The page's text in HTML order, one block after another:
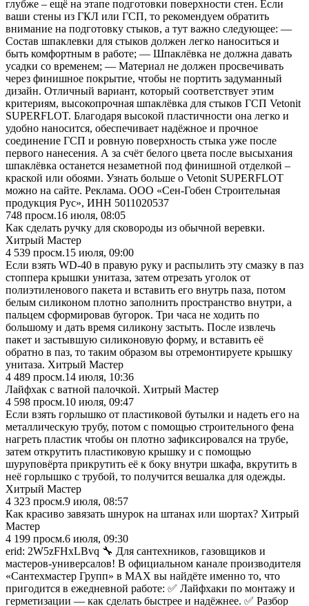
глубже – ещё на этапе подготовки поверхности стен. Если
ваши стены из ГКЛ или ГСП, то рекомендуем обратить
внимание на подготовку стыков, а тут важно следующее: —
Состав шпаклевки для стыков должен легко наноситься и
быть комфортным в работе; — Шпаклёвка не должна давать
усадки со временем; — Материал не должен просвечивать
через финишное покрытие, чтобы не портить задуманный
дизайн. Отличный вариант, который соответствует этим
критериям, высокопрочная шпаклёвка для стыков ГСП Vetonit
SUPERFLOT. Благодаря высокой пластичности она легко и
удобно наносится, обеспечивает надёжное и прочное
соединение ГСП и ровную поверхность стыка уже после
первого нанесения. А за счёт белого цвета после высыхания
шпаклёвка останется незаметной под финишной отделкой –
краской или обоями. Узнать больше о Vetonit SUPERFLOT
можно на сайте. Реклама. ООО «Сен-Гобен Строительная
продукция Рус», ИНН 5011020537
748 просм.16 июля, 08:05
Как сделать ручку для сковороды из обычной веревки.
Хитрый Мастер
4 539 просм.15 июля, 09:00
Если взять WD-40 в правую руку и распылить эту смазку в паз
стоппера крышки унитаза, затем отрезать уголок от
полиэтиленового пакета и вставить его внутрь паза, потом
белым силиконом плотно заполнить пространство внутри, а
пальцем сформировав бугорок. Три часа не ходить по
большому и дать время силикону застыть. После извлечь
пакет и застывшую силиконовую форму, и вставить её
обратно в паз, то таким образом вы отремонтируете крышку
унитаза. Хитрый Мастер
4 489 просм.14 июля, 10:36
Лайфхак с ватной палочкой. Хитрый Мастер
4 598 просм.10 июля, 09:47
Если взять горлышко от пластиковой бутылки и надеть его на
металлическую трубу, потом с помощью строительного фена
нагреть пластик чтобы он плотно зафиксировался на трубе,
затем открутить пластиковую крышку и с помощью
шуруповёрта прикрутить её к боку внутри шкафа, вкрутить в
неё горлышко с трубой, то получится вешалка для одежды.
Хитрый Мастер
4 323 просм.9 июля, 08:57
Как красиво завязать шнурок на штанах или шортах? Хитрый
Мастер
4 199 просм.6 июля, 09:30
erid: 2W5zFHxLBvq 🔧 Для сантехников, газовщиков и
мастеров‑универсалов! В официальном канале производителя
«Сантехмастер Групп» в MAX вы найдёте именно то, что
пригодится в ежедневной работе: ✅ Лайфхаки по монтажу и
герметизации — как сделать быстрее и надёжнее. ✅ Разбор